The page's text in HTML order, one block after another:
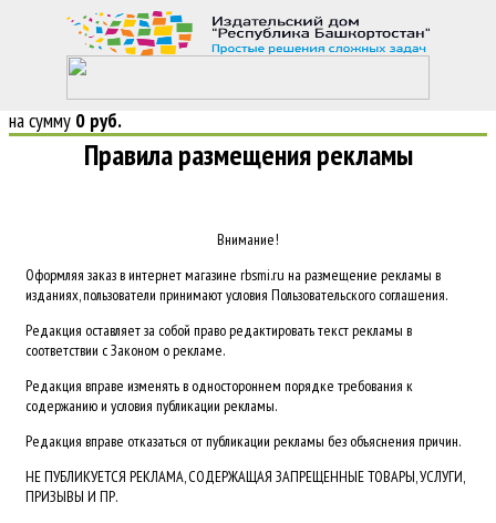
�Регистрация
0 позиций
на сумму 0 руб.
Правила размещения рекламы
Внимание!
Оформляя заказ в интернет магазине rbsmi.ru на размещение рекламы в
изданиях, пользователи принимают условия Пользовательского соглашения.
Редакция оставляет за собой право редактировать текст рекламы в
соответствии с Законом о рекламе.
Редакция вправе изменять в одностороннем порядке требования к
содержанию и условия публикации рекламы.
Редакция вправе отказаться от публикации рекламы без объяснения причин.
НЕ ПУБЛИКУЕТСЯ РЕКЛАМА, СОДЕРЖАЩАЯ ЗАПРЕЩЕННЫЕ ТОВАРЫ, УСЛУГИ,
ПРИЗЫВЫ И ПР.